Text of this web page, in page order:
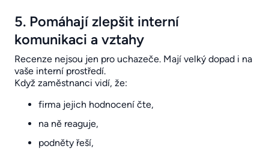
5. Pomáhají zlepšit interní
komunikaci a vztahy
Recenze nejsou jen pro uchazeče. Mají velký dopad i na
vaše interní prostředí.
Když zaměstnanci vidí, že:
firma jejich hodnocení čte,
na ně reaguje,
podněty řeší,